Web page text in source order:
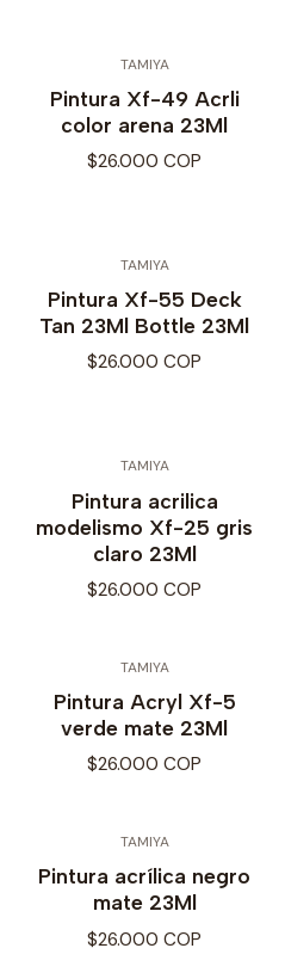
TAMIYA
Pintura Xf-49 Acrli
color arena 23Ml
$26.000 COP
TAMIYA
Pintura Xf-55 Deck
Tan 23Ml Bottle 23Ml
$26.000 COP
TAMIYA
Pintura acrilica
modelismo Xf-25 gris
claro 23Ml
$26.000 COP
TAMIYA
Pintura Acryl Xf-5
verde mate 23Ml
$26.000 COP
TAMIYA
Pintura acrílica negro
mate 23Ml
$26.000 COP